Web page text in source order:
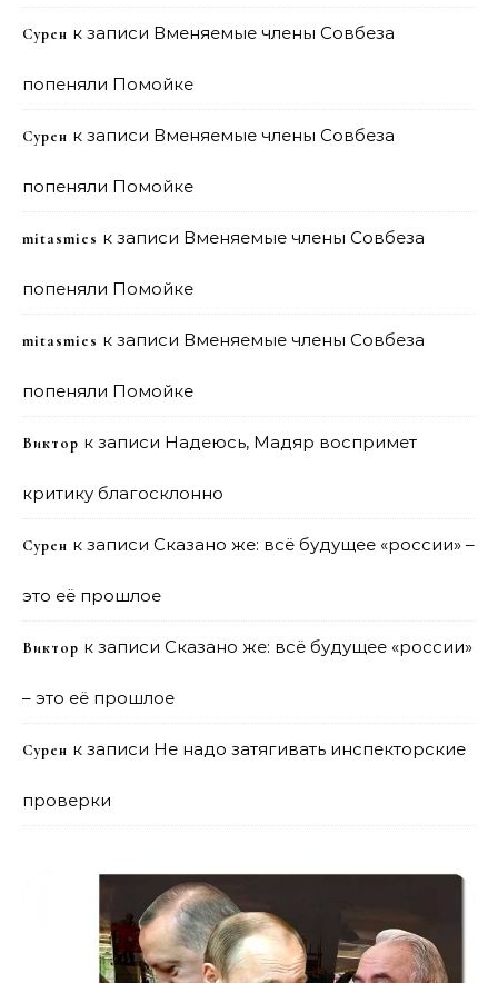
Сурен к записи Вменяемые члены Совбеза
попеняли Помойке
Сурен к записи Вменяемые члены Совбеза
попеняли Помойке
mitasmies к записи Вменяемые члены Совбеза
попеняли Помойке
mitasmies к записи Вменяемые члены Совбеза
попеняли Помойке
Виктор к записи Надеюсь, Мадяр воспримет
критику благосклонно
Сурен к записи Сказано же: всё будущее «россии» –
это её прошлое
Виктор к записи Сказано же: всё будущее «россии»
– это её прошлое
Сурен к записи Не надо затягивать инспекторские
проверки